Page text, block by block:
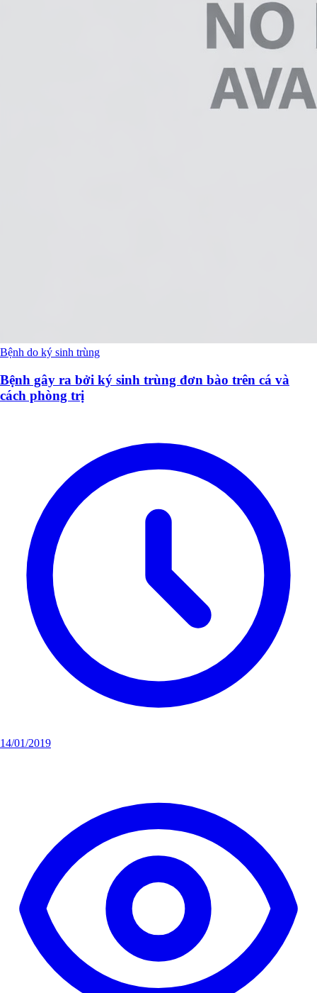
Bệnh do ký sinh trùng
Bệnh gây ra bởi ký sinh trùng đơn bào trên cá và
cách phòng trị
14/01/2019